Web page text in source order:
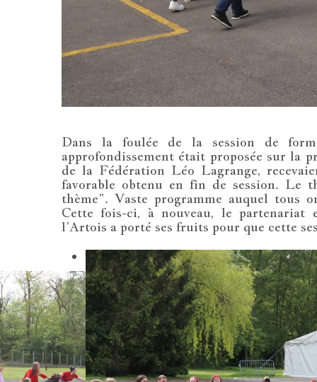
Dans la foulée de la session de
approfondissement était proposée sur la
de la Fédération Léo Lagrange,
favorable obtenu en fin de session. Le
thème”. Vaste programme auquel tous
Cette fois-ci, à nouveau, le
l’Artois a porté ses fruits pour que cette
WWW